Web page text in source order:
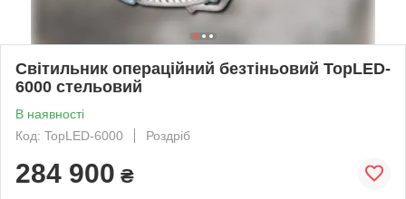
Світильник операційний безтіньовий TopLED-
6000 стельовий
В наявності
Код: TopLED-6000
Роздріб
284 900 ₴